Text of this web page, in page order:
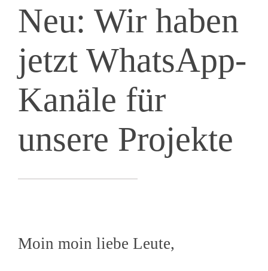
Neu: Wir haben
jetzt WhatsApp-
Kanäle für
unsere Projekte
Moin moin liebe Leute,